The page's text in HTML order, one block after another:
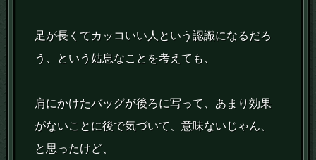
足が長くてカッコいい人という認識になるだろ
う、という姑息なことを考えても、
肩にかけたバッグが後ろに写って、あまり効果
がないことに後で気づいて、意味ないじゃん、
と思ったけど、